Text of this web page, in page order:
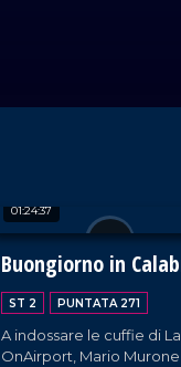
01:24:37
Buongiorno in
ST 2 PUNTATA 271
A indossare le cuffie di
OnAirport, Mario Murone